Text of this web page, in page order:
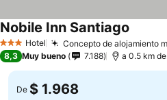
3 Estrellas
Hotel Concepto de alojamiento
Nobile Inn Santiago
8,3 Muy bueno 7.188 a 0.5 km
De $ 1.968